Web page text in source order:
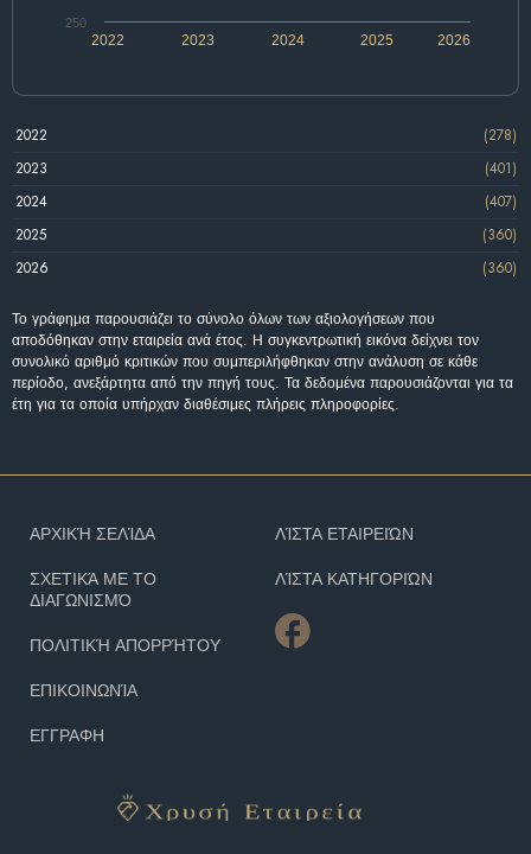
2025
2022 2023 2024 2026
250
2022
(278)
2023
(401)
2024
(407)
2025
(360)
2026
(360)
Το γράφημα παρουσιάζει το σύνολο όλων των αξιολογήσεων που
αποδόθηκαν στην εταιρεία ανά έτος. Η συγκεντρωτική εικόνα δείχνει τον
συνολικό αριθμό κριτικών που συμπεριλήφθηκαν στην ανάλυση σε κάθε
περίοδο, ανεξάρτητα από την πηγή τους. Τα δεδομένα παρουσιάζονται για τα
έτη για τα οποία υπήρχαν διαθέσιμες πλήρεις πληροφορίες.
ΑΡΧΙΚΉ ΣΕΛΊΔΑ
ΣΧΕΤΙΚΆ ΜΕ ΤΟ
ΔΙΑΓΩΝΙΣΜΌ
ΠΟΛΙΤΙΚΉ ΑΠΟΡΡΉΤΟΥ
ΕΠΙΚΟΙΝΩΝΊΑ
ΕΓΓΡΑΦΗ
ΛΊΣΤΑ ΕΤΑΙΡΕΙΏΝ
ΛΊΣΤΑ ΚΑΤΗΓΟΡΙΏΝ